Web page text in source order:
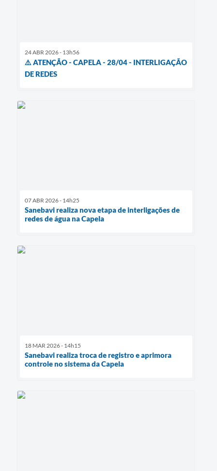
24 ABR 2026 - 13h56
⚠️ ATENÇÃO - CAPELA - 28/04 - INTERLIGAÇÃO
DE REDES
07 ABR 2026 - 14h25
Sanebavi realiza nova etapa de interligações de
redes de água na Capela
18 MAR 2026 - 14h15
Sanebavi realiza troca de registro e aprimora
controle no sistema da Capela